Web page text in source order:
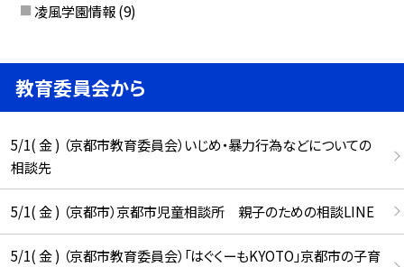
凌風学園情報 (9)
教育委員会から
5/1( 金 ) （京都市教育委員会）いじめ・暴力行為などについての
相談先
5/1( 金 ) （京都市）京都市児童相談所 親子のための相談LINE
5/1( 金 ) （京都市教育委員会）「はぐくーもKYOTO」京都市の子育